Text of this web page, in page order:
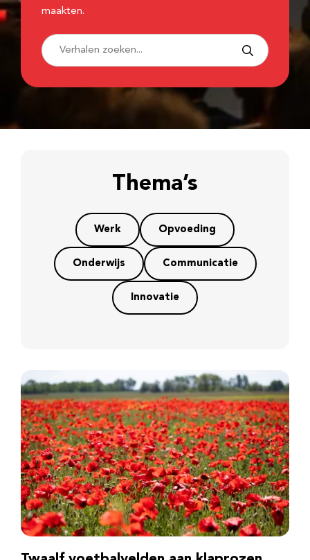
maakten.
Thema’s
Werk Opvoeding
Onderwijs Communicatie
Innovatie